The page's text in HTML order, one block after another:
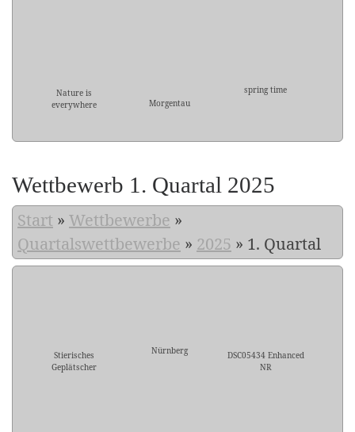
Nature is
everywhere
Morgentau
spring time
Wettbewerb 1. Quartal 2025
Start » Wettbewerbe »
Quartalswettbewerbe » 2025 » 1. Quartal
Stierisches
Geplätscher
Nürnberg
DSC05434 Enhanced
NR